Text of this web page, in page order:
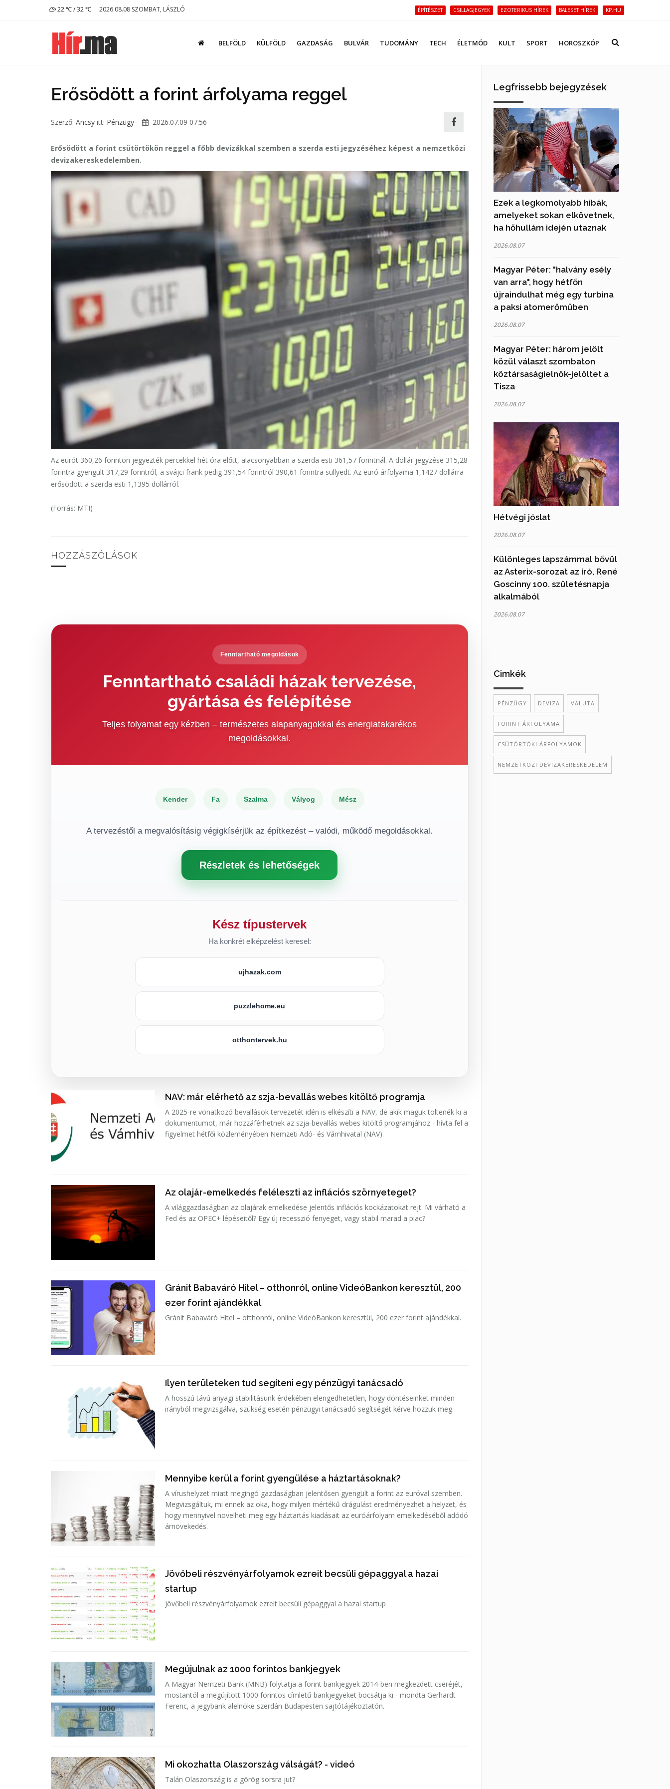
22 ℃ / 32 ℃ 2026.08.08 SZOMBAT, LÁSZLÓ ÉPÍTÉSZET CSILLAGJEGYEK EZOTERIKUS HÍREK BALESET HÍREK KP.HU
BELFÖLD KÜLFÖLD GAZDASÁG BULVÁR TUDOMÁNY TECH ÉLETMÓD KULT SPORT HOROSZKÓP
Erősödött a forint árfolyama reggel
Szerző: Ancsy itt: Pénzügy 2026.07.09 07:56
Erősödött a forint csütörtökön reggel a főbb devizákkal szemben a szerda esti jegyzéséhez képest a nemzetközi
devizakereskedelemben.
Az eurót 360,26 forinton jegyezték percekkel hét óra előtt, alacsonyabban a szerda esti 361,57 forintnál. A dollár jegyzése 315,28
forintra gyengült 317,29 forintról, a svájci frank pedig 391,54 forintról 390,61 forintra süllyedt. Az euró árfolyama 1,1427 dollárra
erősödött a szerda esti 1,1395 dollárról.
(Forrás: MTI)
HOZZÁSZÓLÁSOK
Fenntartható megoldások
Fenntartható családi házak tervezése,
gyártása és felépítése
Teljes folyamat egy kézben – természetes alapanyagokkal és energiatakarékos
megoldásokkal.
Kender Fa Szalma Vályog Mész
A tervezéstől a megvalósításig végigkísérjük az építkezést – valódi, működő megoldásokkal.
Részletek és lehetőségek
Kész típustervek
Ha konkrét elképzelést keresel:
ujhazak.com
puzzlehome.eu
otthontervek.hu
NAV: már elérhető az szja-bevallás webes kitöltő programja
A 2025-re vonatkozó bevallások tervezetét idén is elkészíti a NAV, de akik maguk töltenék ki a
dokumentumot, már hozzáférhetnek az szja-bevallás webes kitöltő programjához - hívta fel a
figyelmet hétfői közleményében Nemzeti Adó- és Vámhivatal (NAV).
Az olajár-emelkedés feléleszti az inflációs szörnyeteget?
A világgazdaságban az olajárak emelkedése jelentős inflációs kockázatokat rejt. Mi várható a
Fed és az OPEC+ lépéseitől? Egy új recesszió fenyeget, vagy stabil marad a piac?
Gránit Babaváró Hitel – otthonról, online VideóBankon keresztül, 200
ezer forint ajándékkal
Gránit Babaváró Hitel – otthonról, online VideóBankon keresztül, 200 ezer forint ajándékkal.
Ilyen területeken tud segíteni egy pénzügyi tanácsadó
A hosszú távú anyagi stabilitásunk érdekében elengedhetetlen, hogy döntéseinket minden
irányból megvizsgálva, szükség esetén pénzügyi tanácsadó segítségét kérve hozzuk meg.
Mennyibe kerül a forint gyengülése a háztartásoknak?
A vírushelyzet miatt megingó gazdaságban jelentősen gyengült a forint az euróval szemben.
Megvizsgáltuk, mi ennek az oka, hogy milyen mértékű drágulást eredményezhet a helyzet, és
hogy mennyivel növelheti meg egy háztartás kiadásait az euróárfolyam emelkedéséből adódó
árnövekedés.
Jövőbeli részvényárfolyamok ezreit becsüli gépaggyal a hazai
startup
Jövőbeli részvényárfolyamok ezreit becsüli gépaggyal a hazai startup
Megújulnak az 1000 forintos bankjegyek
A Magyar Nemzeti Bank (MNB) folytatja a forint bankjegyek 2014-ben megkezdett cseréjét,
mostantól a megújított 1000 forintos címletű bankjegyeket bocsátja ki - mondta Gerhardt
Ferenc, a jegybank alelnöke szerdán Budapesten sajtótájékoztatón.
Mi okozhatta Olaszország válságát? - videó
Talán Olaszország is a görög sorsra jut?
Legfrissebb bejegyzések
Ezek a legkomolyabb hibák,
amelyeket sokan elkövetnek,
ha hőhullám idején utaznak
2026.08.07
Magyar Péter: "halvány esély
van arra", hogy hétfőn
újraindulhat még egy turbina
a paksi atomerőműben
2026.08.07
Magyar Péter: három jelölt
közül választ szombaton
köztársaságielnök-jelöltet a
Tisza
2026.08.07
Hétvégi jóslat
2026.08.07
Különleges lapszámmal bővül
az Asterix-sorozat az író, René
Goscinny 100. születésnapja
alkalmából
2026.08.07
Cimkék
PÉNZÜGY DEVIZA VALUTA
FORINT ÁRFOLYAMA
CSÜTÖRTÖKI ÁRFOLYAMOK
NEMZETKÖZI DEVIZAKERESKEDELEM